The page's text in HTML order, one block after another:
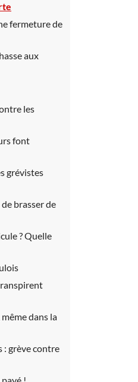
fermeture de
aux
les
font
grévistes
de brasser de
? Quelle
dans la
: grève contre